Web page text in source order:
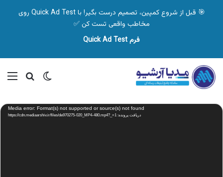
🎯 قبل از شروع کمپین، تصمیم درست بگیر! با Quick Ad Test روی
مخاطب واقعی تست کن ✅
فرم Quick Ad Test
تغییر پوسته
نمایشگر
ویدیو Media error: Format(s) not supported or source(s) not found
دریافت پرونده: https://cdn.mediaarshiv.ir/files/de970275-020_MP4-480.mp4?_=1